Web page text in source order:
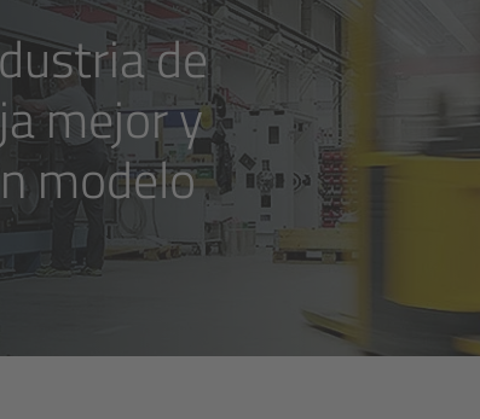
de
mejor y
modelo